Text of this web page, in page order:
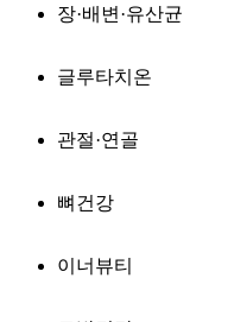
장·배변·유산균
글루타치온
관절·연골
뼈건강
이너뷰티